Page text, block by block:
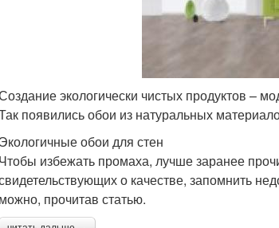
экологически чистых продуктов –
появились обои из натуральных
Экологичные обои для стен
Чтобы избежать промаха, лучше заранее
о качестве, запомнить
можно, прочитав статью.